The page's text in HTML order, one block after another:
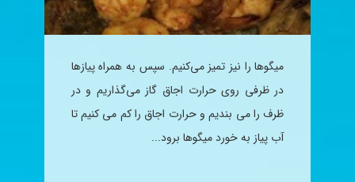
میگوها را نیز تمیز می‌کنیم. سپس به همراه پیازها
در ظرفی روی حرارت اجاق گاز می‌گذاریم و در
ظرف را می بندیم و حرارت اجاق را کم می کنیم تا
آب پیاز به خورد میگوها برود...